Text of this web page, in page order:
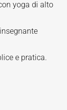
yoga di alto
e pratica.